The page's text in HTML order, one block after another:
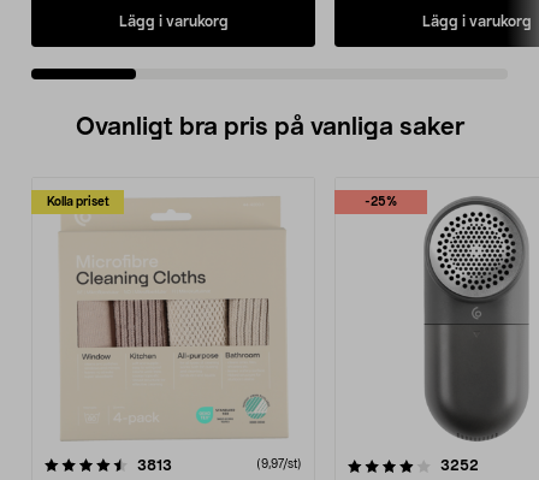
Lägg i varukorg Lägg i varukorg
Ovanligt bra pris på vanliga saker
Kolla priset
3813 (9,97/st)
-25%
4.0av 5 stjärnor 3252
4.5av 5 stjärnor